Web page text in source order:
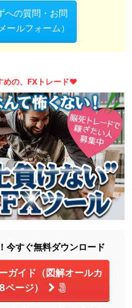
への質問・お問
ールフォーム）
の、FXトレード♥︎
今すぐ無料ダウンロード
ガイド（図解オールカ
ページ）